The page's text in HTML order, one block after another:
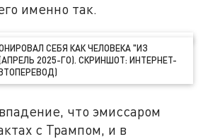
именно так.
СЕБЯ КАК ЧЕЛОВЕКА "ИЗ
2025-ГО). СКРИНШОТ: ИНТЕРНЕТ-
что эмиссаром
с Трампом, и в